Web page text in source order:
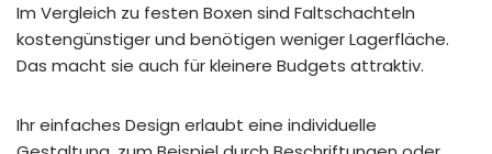
Im Vergleich zu festen Boxen sind Faltschachteln
kostengünstiger und benötigen weniger Lagerfläche.
Das macht sie auch für kleinere Budgets attraktiv.
Ihr einfaches Design erlaubt eine individuelle